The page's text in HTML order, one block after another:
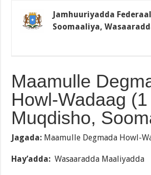
Jamhuuriyadda
Soomaaliya,
Maamulle
Howl-Wadaag
Muqdisho,
Jagada: Maamulle Degmada Howl-
Hay’adda:Wasaaradda Maaliyadda